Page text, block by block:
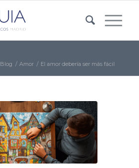
Blog / Amor / El amor debería ser más fácil